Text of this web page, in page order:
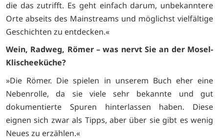
die das zutrifft. Es geht einfach darum, unbekanntere
Orte abseits des Mainstreams und möglichst vielfältige
Geschichten zu entdecken.«
Wein, Radweg, Römer – was nervt Sie an der Mosel-
Klischeeküche?
»Die Römer. Die spielen in unserem Buch eher eine
Nebenrolle, da sie viele sehr bekannte und gut
dokumentierte Spuren hinterlassen haben. Diese
eignen sich zwar als Tipps, aber über sie gibt es wenig
Neues zu erzählen.«